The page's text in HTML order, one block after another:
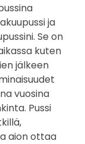
ja
Se on
kuten
jälkeen
vuosina
Pussi
aion ottaa